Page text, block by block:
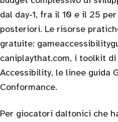
dal day-1, fra il 10 e il 25
posteriori. Le risorse
gratuite:
caniplaythat.com, i toolkit
Accessibility, le linee guida
Conformance.
Per giocatori daltonici che